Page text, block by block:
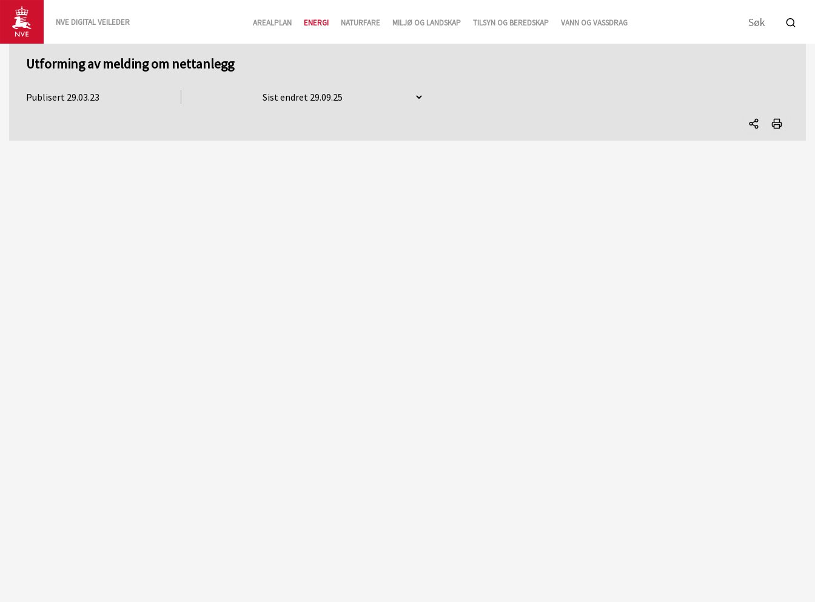
NVE DIGITAL VEILEDER AREALPLAN ENERGI NATURFARE MILJØ OG LANDSKAP TILSYN OG BEREDSKAP VANN OG VASSDRAG
Utforming av melding om nettanlegg
Publisert 29.03.23
Del